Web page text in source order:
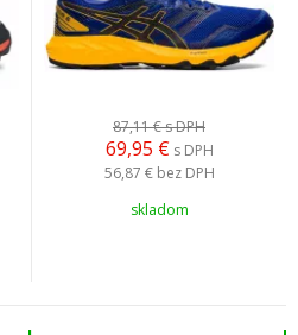
87,11 €s DPH
69,95 € s DPH
56,87 € bez DPH
skladom